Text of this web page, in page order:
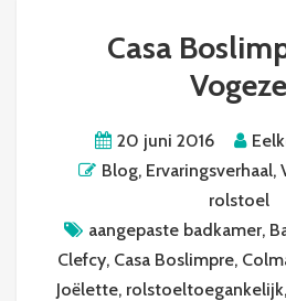
Casa
20 juni 2016
Blog, Ervaringsverhaal,
rolstoel
aangepaste badkamer,
Clefcy, Casa Boslimpre,
Joëlette, rolstoeltoegankelijk,